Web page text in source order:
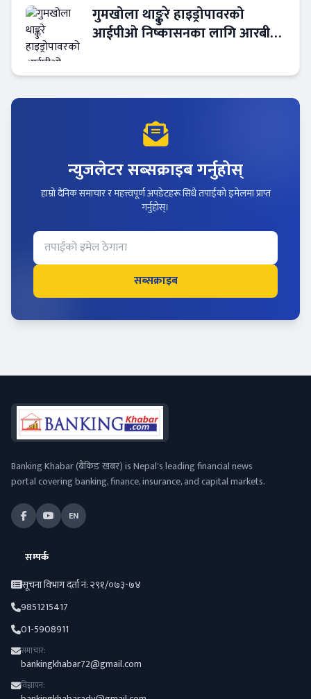
गुमखोला थाङ्कुरे हाइड्रोपावरको
आईपीओ निष्कासनका लागि आरबीबी
न्युजलेटर सब्सक्राइब गर्नुहोस्
हाम्रो दैनिक समाचार र महत्त्वपूर्ण अपडेटहरू सिधै तपाईंको इमेलमा प्राप्त
गर्नुहोस्।
सब्सक्राइब
Banking Khabar (बैंकिङ खबर) is Nepal's leading financial news
portal covering banking, finance, insurance, and capital markets.
EN
सम्पर्क
सूचना विभाग दर्ता नं: २९१/०७३-७४
9851215417
01-5908911
समाचार:
bankingkhabar72@gmail.com
विज्ञापन: